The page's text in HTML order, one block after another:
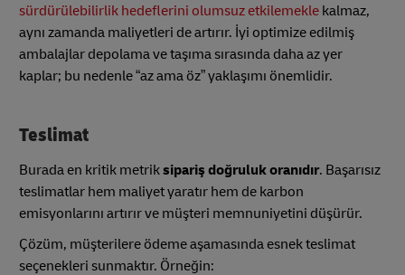
sürdürülebilirlik hedeflerini olumsuz etkilemekle kalmaz,
aynı zamanda maliyetleri de artırır. İyi optimize edilmiş
ambalajlar depolama ve taşıma sırasında daha az yer
kaplar; bu nedenle “az ama öz” yaklaşımı önemlidir.
Teslimat
Burada en kritik metriksipariş doğruluk oranıdır. Başarısız
teslimatlar hem maliyet yaratır hem de karbon
emisyonlarını artırır ve müşteri memnuniyetini düşürür.
Çözüm, müşterilere ödeme aşamasında esnek teslimat
seçenekleri sunmaktır. Örneğin: